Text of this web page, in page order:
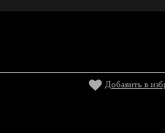
Добавить в